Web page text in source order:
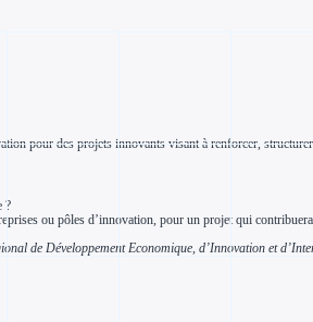
d'impôt
pour des projets innovants visant à renforcer,
?
ou pôles d’innovation, pour un projet qui
de Développement Economique, d’Innovation et